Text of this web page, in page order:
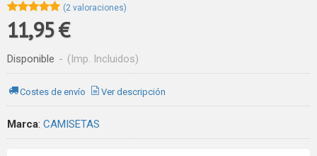
★★★★★
★★★★★ (2 valoraciones)
11,95 €
Disponible - (Imp. Incluidos)
Costes de envío Ver descripción
Marca: CAMISETAS